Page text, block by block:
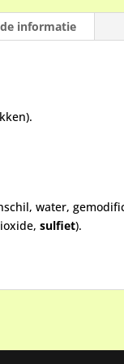
informatie
water,
sulfiet).